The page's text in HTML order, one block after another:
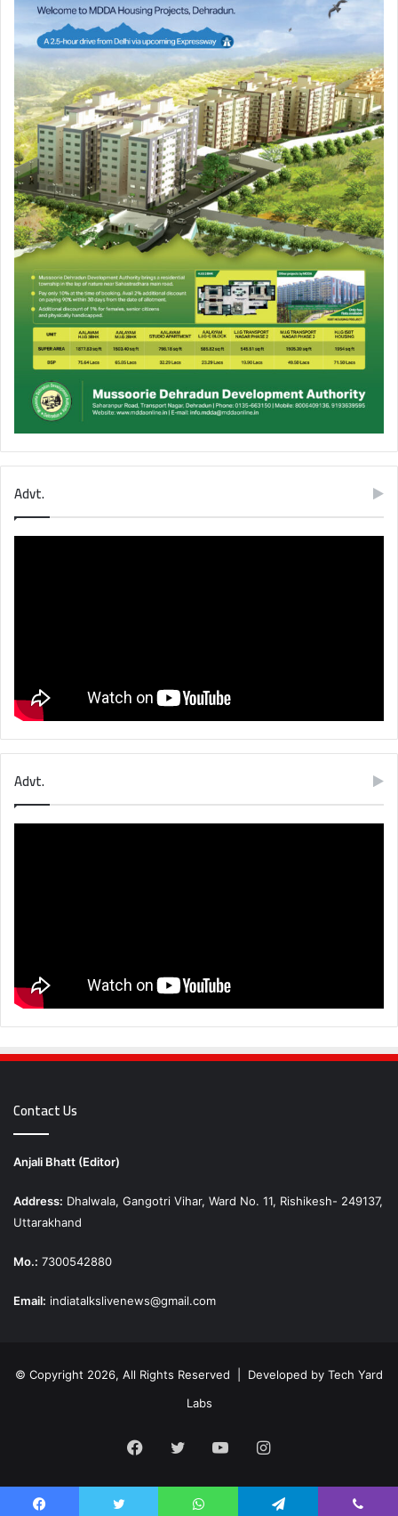
Advt.
Advt.
Contact Us
Anjali Bhatt (Editor)
Address: Dhalwala, Gangotri Vihar, Ward No. 11, Rishikesh- 249137,
Uttarakhand
Mo.: 7300542880
Email: indiatalkslivenews@gmail.com
© Copyright 2026, All Rights Reserved | Developed by Tech Yard
Labs
Facebook
Twitter YouTubeInstagram